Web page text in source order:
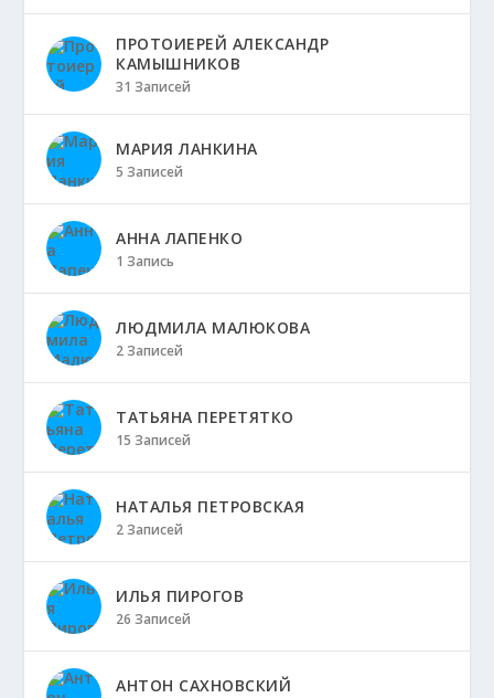
ПРОТОИЕРЕЙ АЛЕКСАНДР
КАМЫШНИКОВ
31 Записей
МАРИЯ ЛАНКИНА
5 Записей
АННА ЛАПЕНКО
1 Запись
ЛЮДМИЛА МАЛЮКОВА
2 Записей
ТАТЬЯНА ПЕРЕТЯТКО
15 Записей
НАТАЛЬЯ ПЕТРОВСКАЯ
2 Записей
ИЛЬЯ ПИРОГОВ
26 Записей
АНТОН САХНОВСКИЙ